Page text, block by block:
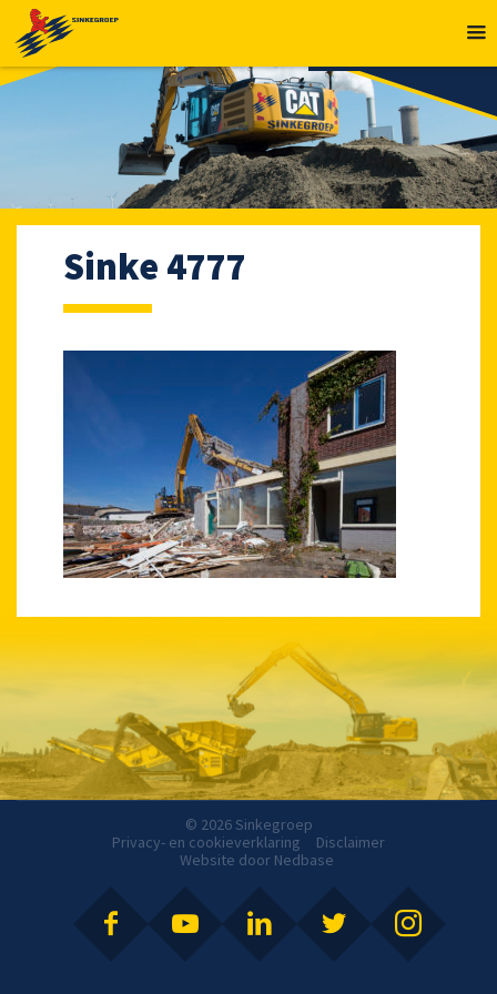
Sinke 4777
© 2026 Sinkegroep
Privacy- en cookieverklaring
Disclaimer
Website door Nedbase